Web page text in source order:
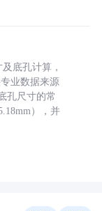
底孔计算，
业数据来源
孔尺寸的常
），并